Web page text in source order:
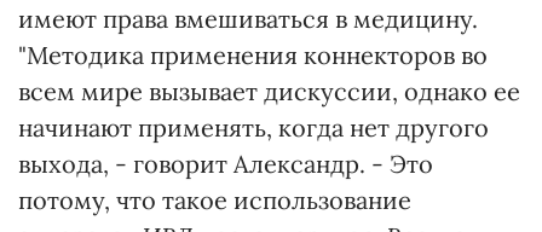
имеют права вмешиваться в медицину.
"Методика применения коннекторов во
всем мире вызывает дискуссии, однако ее
начинают применять, когда нет другого
выхода, - говорит Александр. - Это
потому, что такое использование